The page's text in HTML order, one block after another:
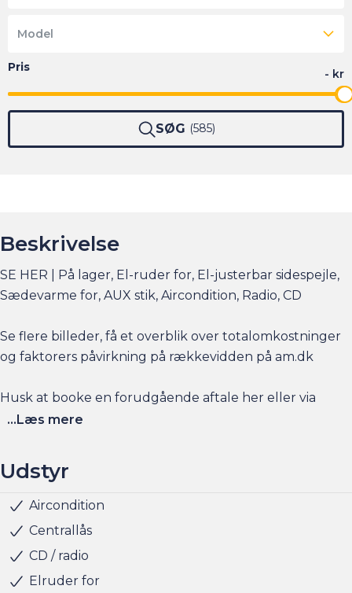
Model
SØG 585
Beskrivelse
SE HER | På lager, El-ruder for, El-justerbar sidespejle,
Sædevarme for, AUX stik, Aircondition, Radio, CD
Se flere billeder, få et overblik over totalomkostninger
og faktorers påvirkning på rækkevidden på am.dk
Husk at booke en forudgående aftale her eller via
am.dk - så er bilen gjort klar, når du kommer, og der er
Har du behov for et billån, så kan vi hjælpe med
tager naturligvis også gerne din nuværende bil i bytte,
hvis du har behov for at få afsat den.
...Læs mere
Udstyr
Aircondition
Centrallås
CD / radio
Elruder for
Startspærre